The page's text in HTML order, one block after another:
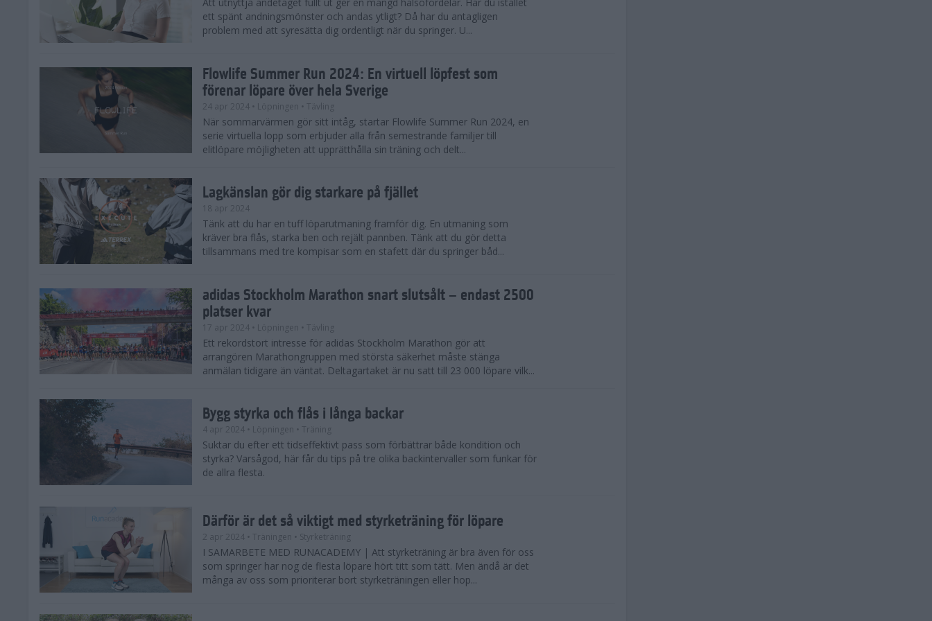
Att utnyttja andetaget fullt ut ger en mängd hälsofördelar. Har du istället
ett spänt andningsmönster och andas ytligt? Då har du antagligen
problem med att syresätta dig ordentligt när du springer. U...
Flowlife Summer Run 2024: En virtuell löpfest som
förenar löpare över hela Sverige
24 apr 2024 • Löpningen • Tävling
När sommarvärmen gör sitt intåg, startar Flowlife Summer Run 2024, en
serie virtuella lopp som erbjuder alla från semestrande familjer till
elitlöpare möjligheten att upprätthålla sin träning och delt...
Lagkänslan gör dig starkare på fjället
18 apr 2024
Tänk att du har en tuff löparutmaning framför dig. En utmaning som
kräver bra flås, starka ben och rejält pannben. Tänk att du gör detta
tillsammans med tre kompisar som en stafett där du springer båd...
adidas Stockholm Marathon snart slutsålt – endast 2500
platser kvar
17 apr 2024 • Löpningen • Tävling
Ett rekordstort intresse för adidas Stockholm Marathon gör att
arrangören Marathongruppen med största säkerhet måste stänga
anmälan tidigare än väntat. Deltagartaket är nu satt till 23 000 löpare vilk...
Bygg styrka och flås i långa backar
4 apr 2024 • Löpningen • Träning
Suktar du efter ett tidseffektivt pass som förbättrar både kondition och
styrka? Varsågod, här får du tips på tre olika backintervaller som funkar för
de allra flesta.
Därför är det så viktigt med styrketräning för löpare
2 apr 2024 • Träningen • Styrketräning
I SAMARBETE MED RUNACADEMY | Att styrketräning är bra även för oss
som springer har nog de flesta löpare hört titt som tätt. Men ändå är det
många av oss som prioriterar bort styrketräningen eller hop...